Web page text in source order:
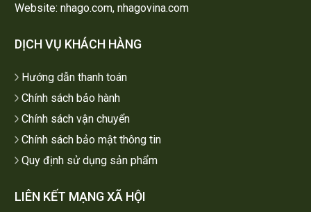
Website: nhago.com, nhagovina.com
DỊCH VỤ KHÁCH HÀNG
Hướng dẫn thanh toán
Chính sách bảo hành
Chính sách vận chuyển
Chính sách bảo mật thông tin
Quy định sử dụng sản phẩm
LIÊN KẾT MẠNG XÃ HỘI